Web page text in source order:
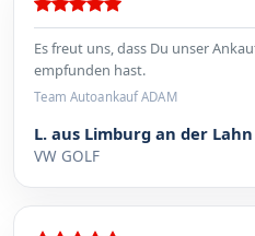
Es freut uns, dass Du unser
empfunden hast.
Team Autoankauf ADAM
L. aus Limburg an der Lahn
VW GOLF